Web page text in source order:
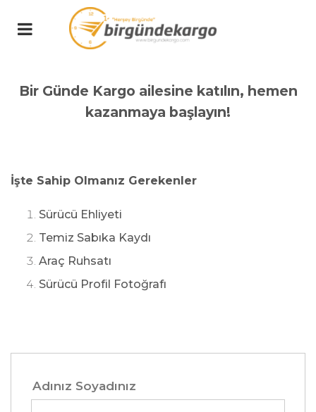
Bir Günde Kargo ailesine katılın, hemen
kazanmaya başlayın!
İşte Sahip Olmanız Gerekenler
Sürücü Ehliyeti
Temiz Sabıka Kaydı
Araç Ruhsatı
Sürücü Profil Fotoğrafı
Adınız Soyadınız